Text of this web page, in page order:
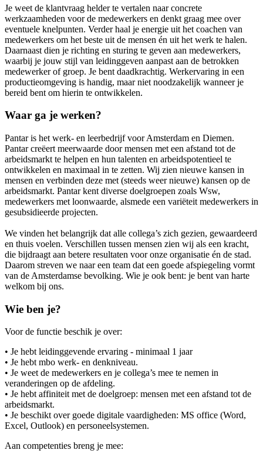
Je weet de klantvraag helder te vertalen naar concrete
werkzaamheden voor de medewerkers en denkt graag mee over
eventuele knelpunten. Verder haal je energie uit het coachen van
medewerkers om het beste uit de mensen én uit het werk te halen.
Daarnaast dien je richting en sturing te geven aan medewerkers,
waarbij je jouw stijl van leidinggeven aanpast aan de betrokken
medewerker of groep. Je bent daadkrachtig. Werkervaring in een
productieomgeving is handig, maar niet noodzakelijk wanneer je
bereid bent om hierin te ontwikkelen.
Waar ga je werken?
Pantar is het werk- en leerbedrijf voor Amsterdam en Diemen.
Pantar creëert meerwaarde door mensen met een afstand tot de
arbeidsmarkt te helpen en hun talenten en arbeidspotentieel te
ontwikkelen en maximaal in te zetten. Wij zien nieuwe kansen in
mensen en verbinden deze met (steeds weer nieuwe) kansen op de
arbeidsmarkt. Pantar kent diverse doelgroepen zoals Wsw,
medewerkers met loonwaarde, alsmede een variëteit medewerkers in
gesubsidieerde projecten.
We vinden het belangrijk dat alle collega’s zich gezien, gewaardeerd
en thuis voelen. Verschillen tussen mensen zien wij als een kracht,
die bijdraagt aan betere resultaten voor onze organisatie én de stad.
Daarom streven we naar een team dat een goede afspiegeling vormt
van de Amsterdamse bevolking. Wie je ook bent: je bent van harte
welkom bij ons.
Wie ben je?
Voor de functie beschik je over:
• Je hebt leidinggevende ervaring - minimaal 1 jaar
• Je hebt mbo werk- en denkniveau.
• Je weet de medewerkers en je collega’s mee te nemen in
veranderingen op de afdeling.
• Je hebt affiniteit met de doelgroep: mensen met een afstand tot de
arbeidsmarkt.
• Je beschikt over goede digitale vaardigheden: MS office (Word,
Excel, Outlook) en personeelsystemen.
Aan competenties breng je mee: